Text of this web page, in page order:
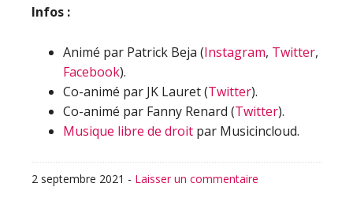
Infos :
Animé par Patrick Beja (Instagram, Twitter,
Facebook).
Co-animé par JK Lauret (Twitter).
Co-animé par Fanny Renard (Twitter).
Musique libre de droit par Musicincloud.
2 septembre 2021 - Laisser un commentaire